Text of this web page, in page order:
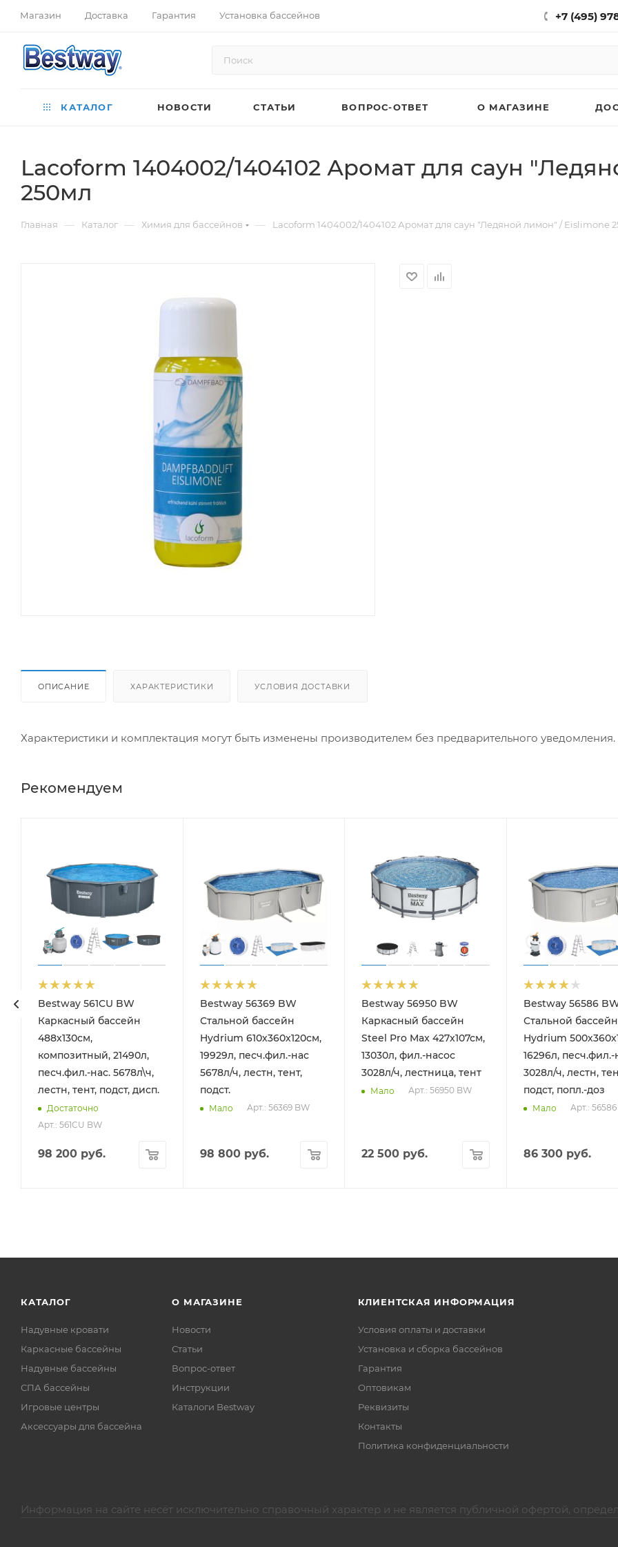
Магазин Доставка Гарантия Установка бассейнов +7 (495)
КАТАЛОГ НОВОСТИ СТАТЬИ ВОПРОС-ОТВЕТ О МАГАЗИНЕ
Lacoform 1404002/1404102 Аромат для саун
250мл
Главная — Каталог — Химия для бассейнов — Lacoform 1404002/1404102 Аромат для саун "Ледяной лимон" / Eislimone
ОПИСАНИЕ ХАРАКТЕРИСТИКИ УСЛОВИЯ ДОСТАВКИ
Характеристики и комплектация могут быть изменены производителем без предварительного уведомления.
Рекомендуем
Bestway 561CU BW
Каркасный бассейн
488х130см,
композитный, 21490л,
песч.фил.-нас. 5678л\ч,
лестн, тент, подст, дисп.
Достаточно
Арт.: 561CU BW
98 200руб.
Bestway 56369 BW
Стальной бассейн
Hydrium 610х360х120см,
19929л, песч.фил.-нас
5678л/ч, лестн, тент,
подст.
Мало Арт.: 56369 BW
98 800руб.
Bestway 56950 BW
Каркасный бассейн
Steel Pro Max 427х107см,
13030л, фил.-насос
3028л/ч, лестница, тент
Мало Арт.: 56950 BW
22 500 руб.
Bestway 56586
Стальной бассейн
Hydrium
16296л, песч.фил.-
3028л/ч, лестн,
подст, попл.-доз
Мало Арт.:
86 300 руб.
КАТАЛОГ
Надувные кровати
Каркасные бассейны
Надувные бассейны
СПА бассейны
Игровые центры
Аксессуары для бассейна
О МАГАЗИНЕ
Новости
Статьи
Вопрос-ответ
Инструкции
Каталоги Bestway
КЛИЕНТСКАЯ ИНФОРМАЦИЯ
Условия оплаты и доставки
Установка и сборка бассейнов
Гарантия
Оптовикам
Реквизиты
Контакты
Политика конфиденциальности
Информация на сайте несёт исключительно справочный характер и не является публичной офертой,